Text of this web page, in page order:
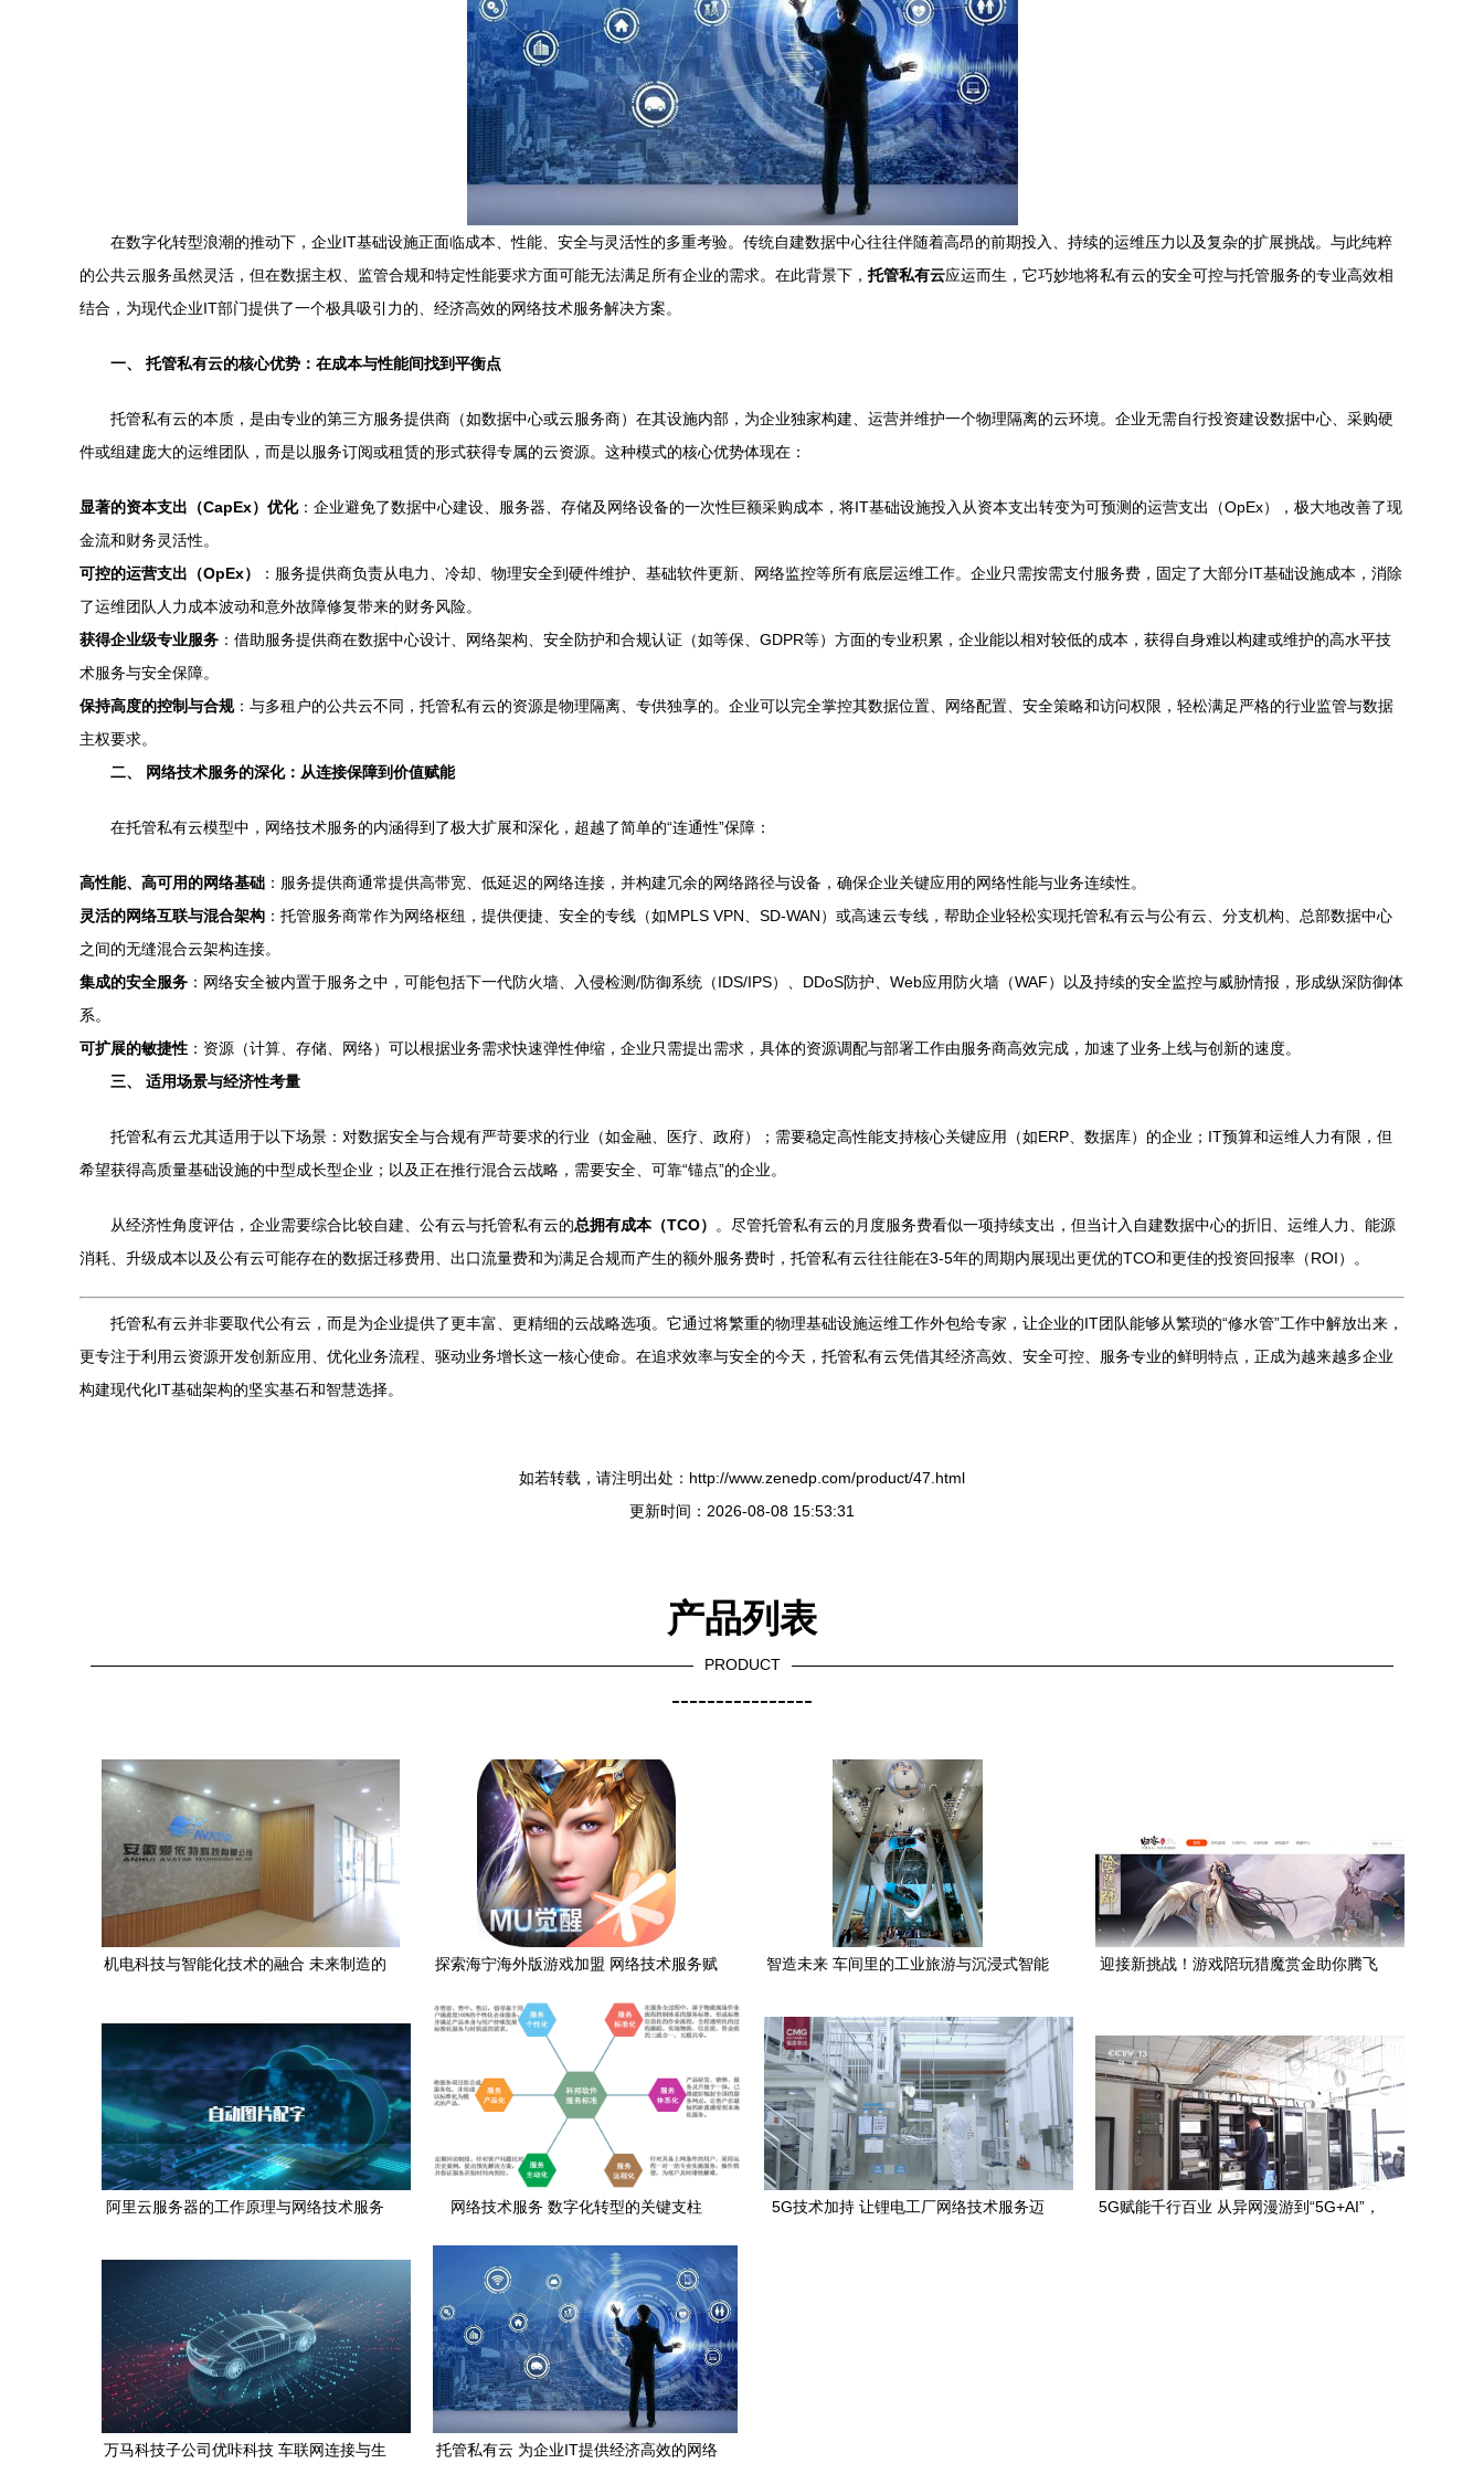
在数字化转型浪潮的推动下，企业IT基础设施正面临成本、性能、安全与灵活性的多重考验。传统自建数据中心往往伴随着高昂的前期投入、持续的运维压力以及复杂的扩展挑战。与此纯粹
的公共云服务虽然灵活，但在数据主权、监管合规和特定性能要求方面可能无法满足所有企业的需求。在此背景下， 托管私有云应运而生，它巧妙地将私有云的安全可控与托管服务的专业高效相
结合，为现代企业IT部门提供了一个极具吸引力的、经济高效的网络技术服务解决方案。
一、 托管私有云的核心优势：在成本与性能间找到平衡点
托管私有云的本质，是由专业的第三方服务提供商（如数据中心或云服务商）在其设施内部，为企业独家构建、运营并维护一个物理隔离的云环境。企业无需自行投资建设数据中心、采购硬
件或组建庞大的运维团队，而是以服务订阅或租赁的形式获得专属的云资源。这种模式的核心优势体现在：
显著的资本支出（CapEx）优化：企业避免了数据中心建设、服务器、存储及网络设备的一次性巨额采购成本，将IT基础设施投入从资本支出转变为可预测的运营支出（OpEx），极大地改善了现
金流和财务灵活性。
可控的运营支出（OpEx）
：服务提供商负责从电力、冷却、物理安全到硬件维护、基础软件更新、网络监控等所有底层运维工作。企业只需按需支付服务费，固定了大部分IT基础设施成本，消除
了运维团队人力成本波动和意外故障修复带来的财务风险。
获得企业级专业服务 ：借助服务提供商在数据中心设计、网络架构、安全防护和合规认证（如等保、GDPR等）方面的专业积累，企业能以相对较低的成本，获得自身难以构建或维护的高水平技
术服务与安全保障。
保持高度的控制与合规：与多租户的公共云不同，托管私有云的资源是物理隔离、专供独享的。企业可以完全掌控其数据位置、网络配置、安全策略和访问权限，轻松满足严格的行业监管与数据
主权要求。
二、 网络技术服务的深化：从连接保障到价值赋能
在托管私有云模型中，网络技术服务的内涵得到了极大扩展和深化，超越了简单的“连通性”保障：
高性能、高可用的网络基础 ：服务提供商通常提供高带宽、低延迟的网络连接，并构建冗余的网络路径与设备，确保企业关键应用的网络性能与业务连续性。
灵活的网络互联与混合架构 ：托管服务商常作为网络枢纽，提供便捷、安全的专线（如MPLS VPN、SD-WAN）或高速云专线，帮助企业轻松实现托管私有云与公有云、分支机构、总部数据中心
之间的无缝混合云架构连接。
集成的安全服务 ：网络安全被内置于服务之中，可能包括下一代防火墙、入侵检测/防御系统（IDS/IPS）、DDoS防护、Web应用防火墙（WAF）以及持续的安全监控与威胁情报，形成纵深防御体
系。
可扩展的敏捷性 ：资源（计算、存储、网络）可以根据业务需求快速弹性伸缩，企业只需提出需求，具体的资源调配与部署工作由服务商高效完成，加速了业务上线与创新的速度。
三、 适用场景与经济性考量
托管私有云尤其适用于以下场景：对数据安全与合规有严苛要求的行业（如金融、医疗、政府）；需要稳定高性能支持核心关键应用（如ERP、数据库）的企业；IT预算和运维人力有限，但
希望获得高质量基础设施的中型成长型企业；以及正在推行混合云战略，需要安全、可靠“锚点”的企业。
从经济性角度评估，企业需要综合比较自建、公有云与托管私有云的总拥有成本（TCO）
。尽管托管私有云的月度服务费看似一项持续支出，但当计入自建数据中心的折旧、运维人力、能源
消耗、升级成本以及公有云可能存在的数据迁移费用、出口流量费和为满足合规而产生的额外服务费时，托管私有云往往能在3-5年的周期内展现出更优的TCO和更佳的投资回报率（ROI）。
托管私有云并非要取代公有云，而是为企业提供了更丰富、更精细的云战略选项。它通过将繁重的物理基础设施运维工作外包给专家，让企业的IT团队能够从繁琐的“修水管”工作中解放出来，
更专注于利用云资源开发创新应用、优化业务流程、驱动业务增长这一核心使命。在追求效率与安全的今天，托管私有云凭借其经济高效、安全可控、服务专业的鲜明特点，正成为越来越多企业
构建现代化IT基础架构的坚实基石和智慧选择。
如若转载，请注明出处：http://www.zenedp.com/product/47.html
更新时间：2026-08-08 15:53:31
产品列表
PRODUCT
----------------
机电科技与智能化技术的融合 未来制造的
探索海宁海外版游戏加盟 网络技术服务赋
智造未来 车间里的工业旅游与沉浸式智能
迎接新挑战！游戏陪玩猎魔赏金助你腾飞
阿里云服务器的工作原理与网络技术服务
网络技术服务 数字化转型的关键支柱
5G技术加持 让锂电工厂网络技术服务迈
5G赋能千行百业 从异网漫游到“5G+AI”，
万马科技子公司优咔科技 车联网连接与生 托管私有云 为企业IT提供经济高效的网络